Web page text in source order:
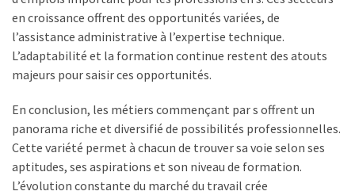
en croissance offrent des opportunités variées, de
l’assistance administrative à l’expertise technique.
L’adaptabilité et la formation continue restent des atouts
majeurs pour saisir ces opportunités.
En conclusion, les métiers commençant par s offrent un
panorama riche et diversifié de possibilités professionnelles.
Cette variété permet à chacun de trouver sa voie selon ses
aptitudes, ses aspirations et son niveau de formation.
L’évolution constante du marché du travail crée